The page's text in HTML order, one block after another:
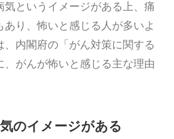
気というイメージがある上、痛
り、怖いと感じる人が多いよ
、内閣府の「がん対策に関する
、がんが怖いと感じる主な理由
のイメージがある